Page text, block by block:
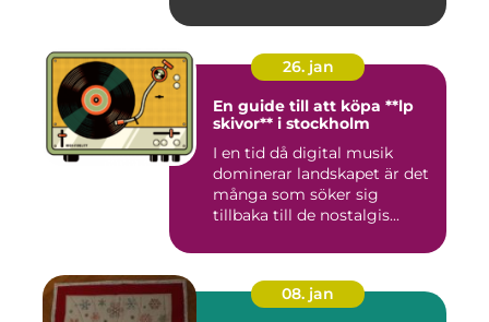
26. jan
En guide till att köpa **lp
skivor** i stockholm
I en tid då digital musik
dominerar landskapet är det
många som söker sig
tillbaka till de nostalgis...
08. jan